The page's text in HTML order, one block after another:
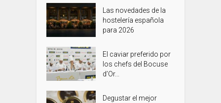
Las novedades de la
hostelería española
para 2026
El caviar preferido por
los chefs del Bocuse
d’Or...
Degustar el mejor